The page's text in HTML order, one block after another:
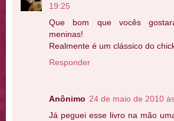
19:25
Que bom que vocês
meninas!
Realmente é um clássico do
Responder
Anônimo 24 de maio de 2010
Já peguei esse livro na mão